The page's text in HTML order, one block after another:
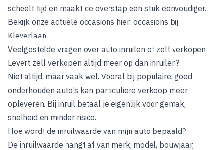
scheelt tijd en maakt de overstap een stuk eenvoudiger.
Bekijk onze actuele occasions hier: occasions bij
Kleverlaan
Veelgestelde vragen over auto inruilen of zelf verkopen
Levert zelf verkopen altijd meer op dan inruilen?
Niet altijd, maar vaak wel. Vooral bij populaire, goed
onderhouden auto’s kan particuliere verkoop meer
opleveren. Bij inruil betaal je eigenlijk voor gemak,
snelheid en minder risico.
Hoe wordt de inruilwaarde van mijn auto bepaald?
De inruilwaarde hangt af van merk, model, bouwjaar,